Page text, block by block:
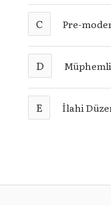
C Pre-
D
E İlahi